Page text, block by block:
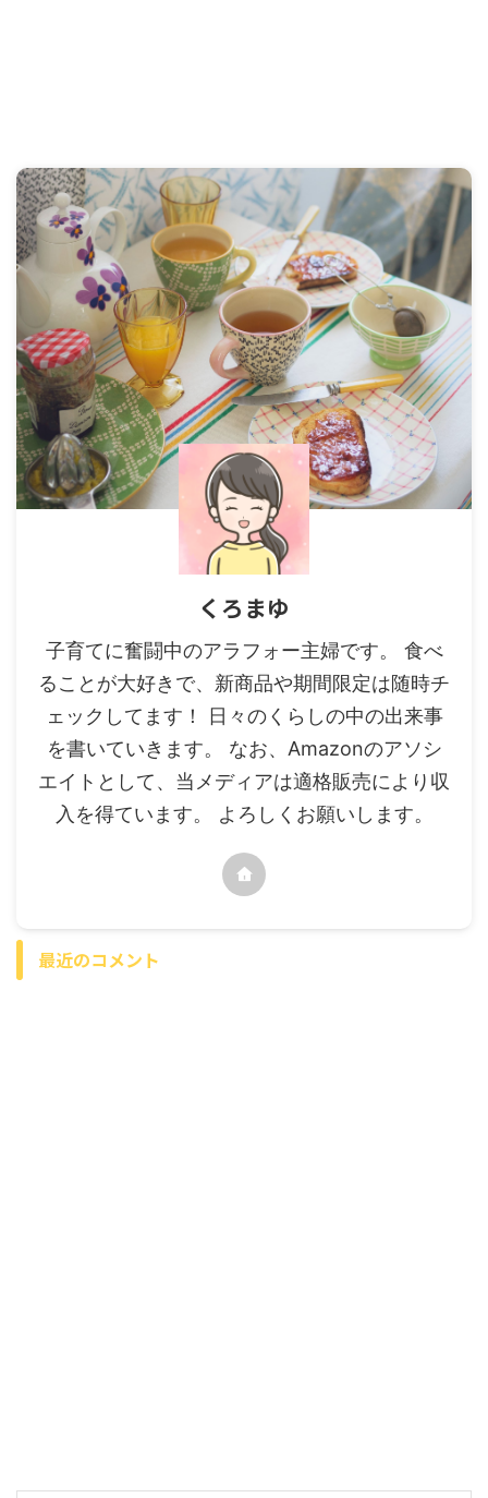
くろまゆ
子育てに奮闘中のアラフォー主婦です。 食べ
ることが大好きで、新商品や期間限定は随時チ
ェックしてます！ 日々のくらしの中の出来事
を書いていきます。 なお、Amazonのアソシ
エイトとして、当メディアは適格販売により収
入を得ています。 よろしくお願いします。
最近のコメント